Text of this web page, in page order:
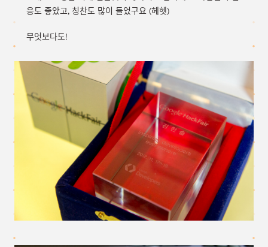
응도 좋았고, 칭찬도 많이 들었구요 (헤헷)
무엇보다도!